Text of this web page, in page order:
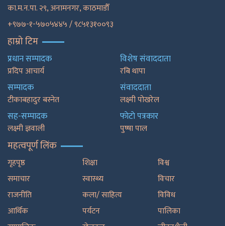
का.म.न.पा. २९, अनामनगर, काठमाडाैँ
+९७७-१-५७०५४४५ / ९८५१३१००९३
हाम्रो टिम
प्रधान सम्पादक
प्रदिप आचार्य
सम्पादक
टीकाबहादुर बस्नेत
सह-सम्पादक
लक्ष्मी ज्ञवाली
विशेष संवाददाता
रबि थापा
संवाददाता
लक्ष्मी पोखरेल
फाेटाे पत्रकार
पुष्षा पाल
महत्वपूर्ण लिंक
गृहपृष्ठ
समाचार
राजनीति
आर्थिक
शिक्षा
स्वास्थ्य
कला/ साहित्य
पर्यटन
विश्व
विचार
विविध
पालिका